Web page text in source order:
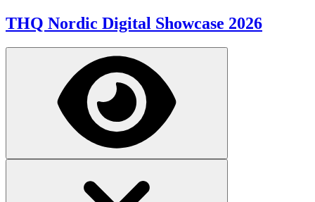
THQ Nordic Digital Showcase 2026